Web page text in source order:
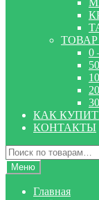
0
КАК
КОНТАКТЫ
Искать:
Меню
Главная